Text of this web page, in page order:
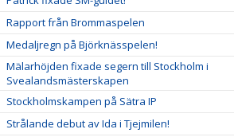
Rapport från Brommaspelen
Medaljregn på Björknässpelen!
Mälarhöjden fixade segern till Stockholm i
Svealandsmästerskapen
Stockholmskampen på Sätra IP
Strålande debut av Ida i Tjejmilen!